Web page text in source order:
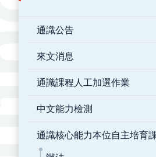
通識公告
來文消息
通識課程人工加選作業
中文能力檢測
通識核心能力本位自主培育